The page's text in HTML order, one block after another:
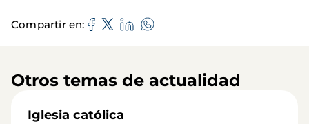
Compartir en
Otros temas de actualidad
Iglesia católica